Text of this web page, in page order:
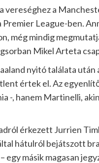
vereséghez a
League-ben.
még mindig
Mikel Arteta
nyitó találata
értek el. Az
-, hanem Martinelli,
érkezett Jurrien
hátulról bejátszott
egy másik magasan